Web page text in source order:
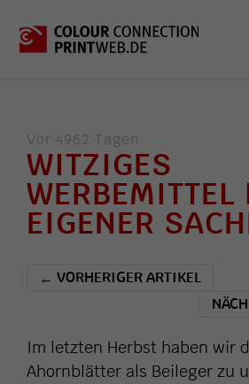
Vor 4962 Tagen
WITZIGES
WERBEMITTEL
EIGENER
← VORHERIGER ARTIKEL
Im letzten Herbst haben wir
Ahornblätter als Beileger zu